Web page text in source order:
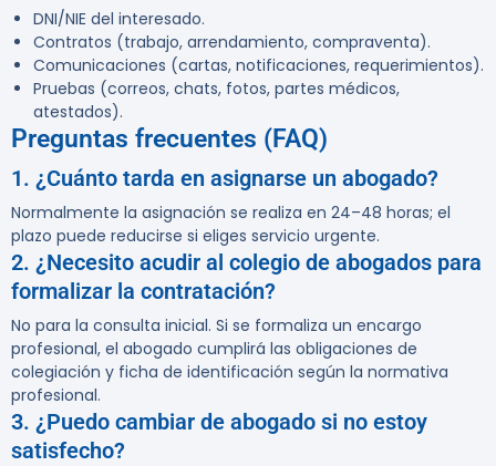
DNI/NIE del interesado.
Contratos (trabajo, arrendamiento, compraventa).
Comunicaciones (cartas, notificaciones, requerimientos).
Pruebas (correos, chats, fotos, partes médicos,
atestados).
Preguntas frecuentes (FAQ)
1. ¿Cuánto tarda en asignarse un abogado?
Normalmente la asignación se realiza en 24–48 horas; el
plazo puede reducirse si eliges servicio urgente.
2. ¿Necesito acudir al colegio de abogados para
formalizar la contratación?
No para la consulta inicial. Si se formaliza un encargo
profesional, el abogado cumplirá las obligaciones de
colegiación y ficha de identificación según la normativa
profesional.
3. ¿Puedo cambiar de abogado si no estoy
satisfecho?